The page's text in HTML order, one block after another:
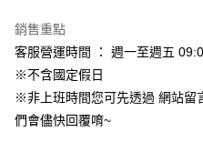
玉山商業銀行
台新國際商業銀行
台灣樂天信用卡公司
Google Pay
AFTEE先享後付
相關說明
【關於「AFTEE先享後付」】
銷售重點
客服營運時間 ： 週一至週五
※不含國定假日
※非上班時間您可先透過 網站留
們會儘快回覆唷~